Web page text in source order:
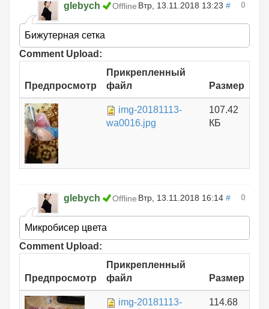
glebych Offline Втр, 13.11.2018 13:23 # 0
Бижутерная сетка
Comment Upload:
Предпросмотр
Прикрепленный
файл
Размер
img-20181113-
wa0016.jpg
107.42
КБ
glebych Offline Втр, 13.11.2018 16:14 # 0
Микробисер цвета
Comment Upload:
Предпросмотр
Прикрепленный
файл
Размер
img-20181113-
114.68